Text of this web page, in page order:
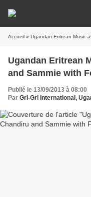
Accueil » Ugandan Eritrean Music avec
Ugandan Eritrean
and Sammie with
Publié le 13/09/2013 à 08:00
Par Gri-Gri International, Ugandan Eritrean